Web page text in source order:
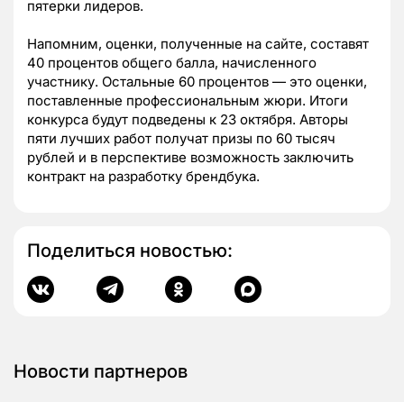
пятерки лидеров.
Напомним, оценки, полученные на сайте, составят
40 процентов общего балла, начисленного
участнику. Остальные 60 процентов — это оценки,
поставленные профессиональным жюри. Итоги
конкурса будут подведены к 23 октября. Авторы
пяти лучших работ получат призы по 60 тысяч
рублей и в перспективе возможность заключить
контракт на разработку брендбука.
Поделиться новостью:
Новости партнеров